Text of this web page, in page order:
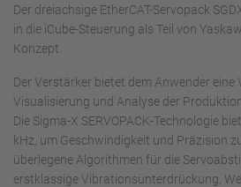
Der dreiachsige EtherCAT-Servopack
in die iCube-Steuerung als Teil von
Konzept.
Der Verstärker bietet dem Anwender eine
Visualisierung und Analyse der
Die Sigma-X SERVOPACK-Technologie
kHz, um Geschwindigkeit und Präzision
überlegene Algorithmen für die
erstklassige Vibrationsunterdrückung,